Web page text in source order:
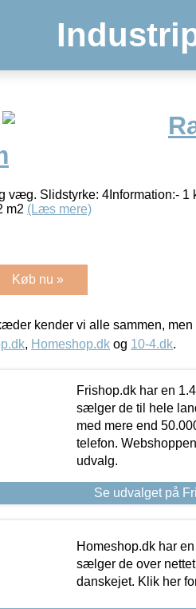
væg. Slidstyrke: 4Information:-
m2 (Læs mere)
Køb nu »
kender vi alle sammen,
, Homeshop.dk og 10-4.dk.
Frishop.dk har en
sælger de til hele
med mere end
telefon.
udvalg.
Se udvalget på
Homeshop.dk har
sælger de over
danskejet. Klik her